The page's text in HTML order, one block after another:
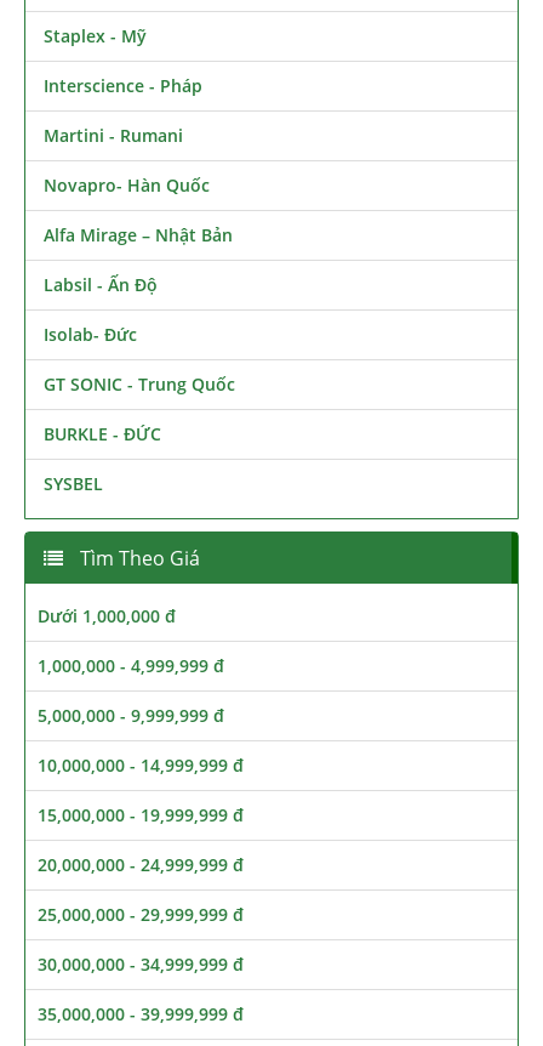
Staplex - Mỹ
Interscience - Pháp
Martini - Rumani
Novapro- Hàn Quốc
Alfa Mirage – Nhật Bản
Labsil - Ấn Độ
Isolab- Đức
GT SONIC - Trung Quốc
BURKLE - ĐỨC
SYSBEL
Tìm Theo Giá
Dưới 1,000,000 đ
1,000,000 - 4,999,999 đ
5,000,000 - 9,999,999 đ
10,000,000 - 14,999,999 đ
15,000,000 - 19,999,999 đ
20,000,000 - 24,999,999 đ
25,000,000 - 29,999,999 đ
30,000,000 - 34,999,999 đ
35,000,000 - 39,999,999 đ